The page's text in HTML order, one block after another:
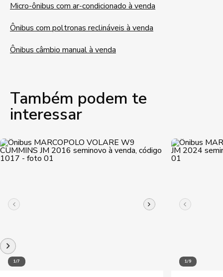
Micro-ônibus com ar-condicionado à venda
Ônibus com poltronas reclináveis à venda
Ônibus câmbio manual à venda
Também podem te
interessar
1/7 1/9